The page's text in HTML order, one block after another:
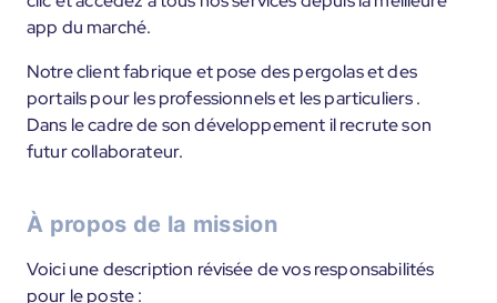
app du marché.
Notre client fabrique et pose des pergolas et des
portails pour les professionnels et les particuliers .
Dans le cadre de son développement il recrute son
futur collaborateur.
À propos de la mission
Voici une description révisée de vos responsabilités
pour le poste :